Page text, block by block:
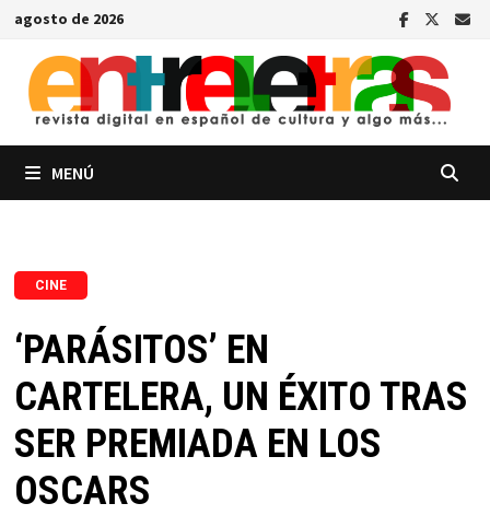
Saltar
contenido
agosto de 2026
MENÚ
CINE
‘PARÁSITOS’ EN
CARTELERA, UN ÉXITO TRAS
SER PREMIADA EN LOS
OSCARS